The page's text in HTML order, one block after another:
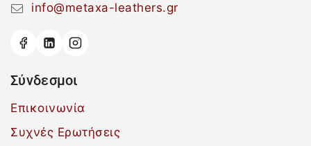
info@metaxa-leathers.gr
Σύνδεσμοι
Επικοινωνία
Συχνές Ερωτήσεις